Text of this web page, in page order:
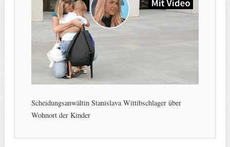
Scheidungsanwältin Stanislava Wittibschlager über
Wohnort der Kinder